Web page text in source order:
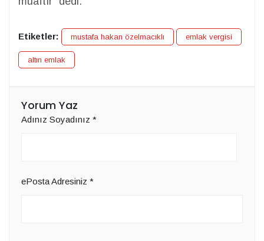
Etiketler: mustafa hakan özelmacıklı emlak vergisi
altın emlak
Yorum Yaz
Adınız Soyadınız *
ePosta Adresiniz *